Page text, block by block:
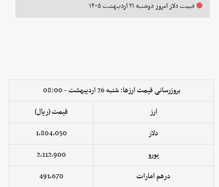
قیمت دلار امروز دوشنبه ۲۱ اردیبهشت ۱۴۰۵
بروزرسانی قیمت ارزها: شنبه 26 اردیبهشت - 08:00
ارز
قیمت (ریال)
دلار
1,804,050
یورو
2,112,900
درهم امارات
491,670